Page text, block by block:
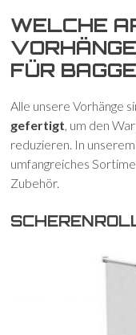
WELCHE
FÜR
Alle unsere Vorhänge
gefertigt, um den
reduzieren. In
umfangreiches
Zubehör.